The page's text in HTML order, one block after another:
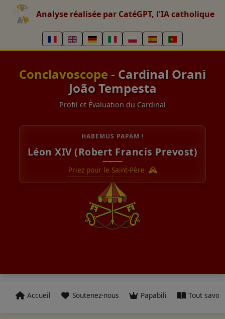
Analyse réalisée par CatéGPT, l'IA catholique
Conclavoscope - Cardinal Orani
João Tempesta
Profil et Évaluation du Cardinal
HABEMUS PAPAM !
Léon XIV (Robert Francis Prevost)
Priez pour le Saint-Père
Accueil Soutenez-nous Papabili Tout savoir